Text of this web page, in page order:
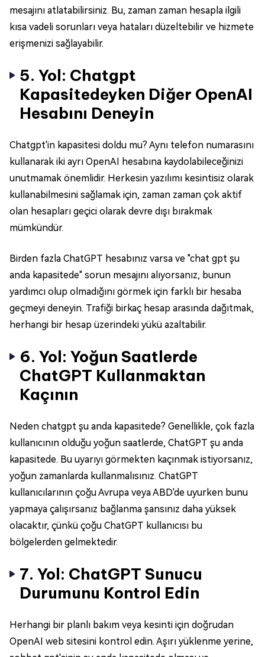
mesajını atlatabilirsiniz. Bu, zaman zaman hesapla ilgili
kısa vadeli sorunları veya hataları düzeltebilir ve hizmete
erişmenizi sağlayabilir.
5. Yol: Chatgpt
Kapasitedeyken Diğer OpenAI
Hesabını Deneyin
Chatgpt'in kapasitesi doldu mu? Aynı telefon numarasını
kullanarak iki ayrı OpenAI hesabına kaydolabileceğinizi
unutmamak önemlidir. Herkesin yazılımı kesintisiz olarak
kullanabilmesini sağlamak için, zaman zaman çok aktif
olan hesapları geçici olarak devre dışı bırakmak
mümkündür.
Birden fazla ChatGPT hesabınız varsa ve "chat gpt şu
anda kapasitede" sorun mesajını alıyorsanız, bunun
yardımcı olup olmadığını görmek için farklı bir hesaba
geçmeyi deneyin. Trafiği birkaç hesap arasında dağıtmak,
herhangi bir hesap üzerindeki yükü azaltabilir.
6. Yol: Yoğun Saatlerde
ChatGPT Kullanmaktan
Kaçının
Neden chatgpt şu anda kapasitede? Genellikle, çok fazla
kullanıcının olduğu yoğun saatlerde, ChatGPT şu anda
kapasitede. Bu uyarıyı görmekten kaçınmak istiyorsanız,
yoğun zamanlarda kullanmalısınız. ChatGPT
kullanıcılarının çoğu Avrupa veya ABD'de uyurken bunu
yapmaya çalışırsanız bağlanma şansınız daha yüksek
olacaktır, çünkü çoğu ChatGPT kullanıcısı bu
bölgelerden gelmektedir.
7. Yol: ChatGPT Sunucu
Durumunu Kontrol Edin
Herhangi bir planlı bakım veya kesinti için doğrudan
OpenAI web sitesini kontrol edin. Aşırı yüklenme yerine,